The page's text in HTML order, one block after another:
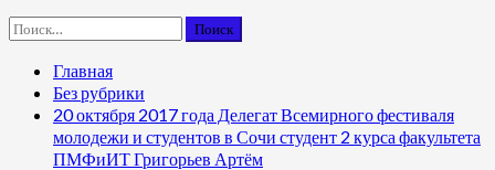
Найти:
Главная
Без рубрики
20 октября 2017 года Делегат Всемирного фестиваля
молодежи и студентов в Сочи студент 2 курса факультета
ПМФиИТ Григорьев Артём